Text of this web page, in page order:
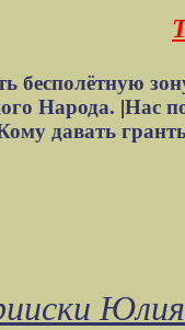
бесполётную
Народа. |Нас
давать